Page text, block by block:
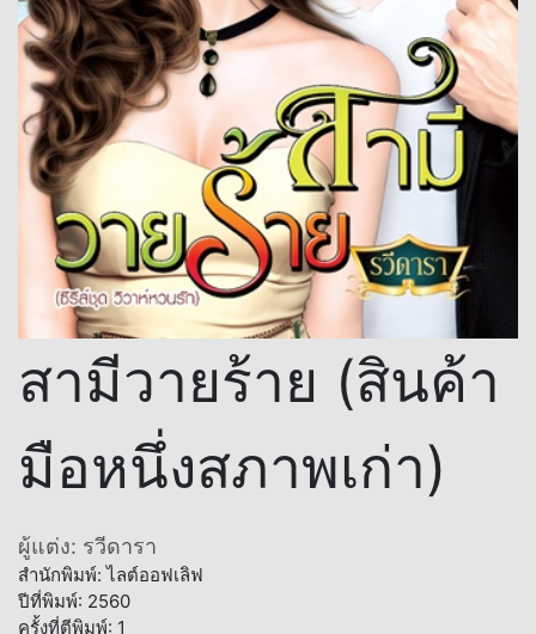
สามีวายร้าย (สินค้า
มือหนึ่งสภาพเก่า)
ผู้แต่ง: รวีดารา
สำนักพิมพ์: ไลต์ออฟเลิฟ
ปีที่พิมพ์: 2560
ครั้งที่ตีพิมพ์: 1